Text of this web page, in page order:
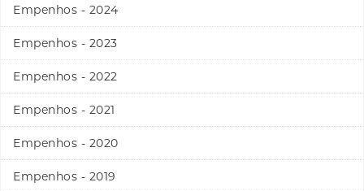
Empenhos - 2024
Empenhos - 2023
Empenhos - 2022
Empenhos - 2021
Empenhos - 2020
Empenhos - 2019